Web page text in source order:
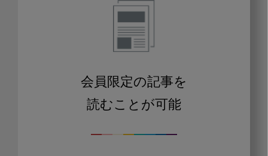
会員限定の記事を
読むことが可能